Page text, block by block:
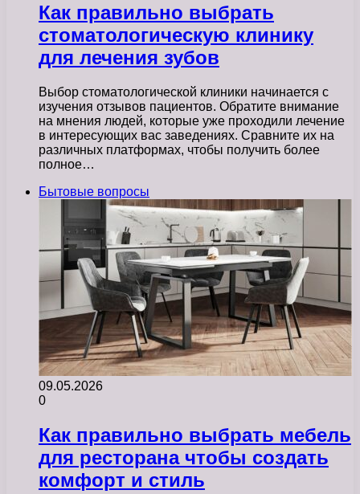
Как правильно выбрать
стоматологическую клинику
для лечения зубов
Выбор стоматологической клиники начинается с
изучения отзывов пациентов. Обратите внимание
на мнения людей, которые уже проходили лечение
в интересующих вас заведениях. Сравните их на
различных платформах, чтобы получить более
полное…
Бытовые вопросы
09.05.2026
0
Как правильно выбрать мебель
для ресторана чтобы создать
комфорт и стиль